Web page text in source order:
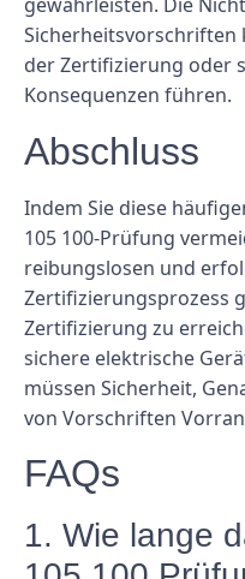
Sicherheitsvorschriften
der Zertifizierung oder
Konsequenzen führen.
Abschluss
Indem Sie diese
105 100-Prüfung
reibungslosen und
Zertifizierungsprozess
Zertifizierung zu
sichere elektrische
müssen Sicherheit,
von Vorschriften
FAQs
1. Wie lange